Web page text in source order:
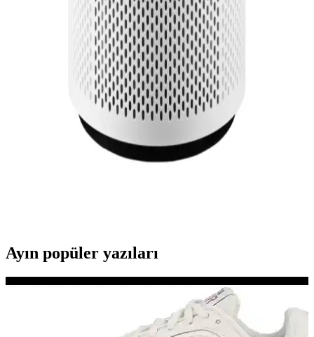
Coway Hava Temizleyici Filtrelerinde Pestisit
Kullanımı ve Alternatif Filtre Teknolojileri
Coway'ın yeşil filtrelerinde kullanılan thiabendazole maddesi pestisit
sınıfındadır ve sağlık endişeleri yaratmaktadır. Alternatif markalar
mekanik filtreleme sunarken, filtre kokusu ve içerik şeffaflığı önemli
Orman Yangını Dumanı ve Sigara Kokusu İçin
Etkili Hava Temizleyici Seçimi ve Alternatif
Ayın popüler yazıları